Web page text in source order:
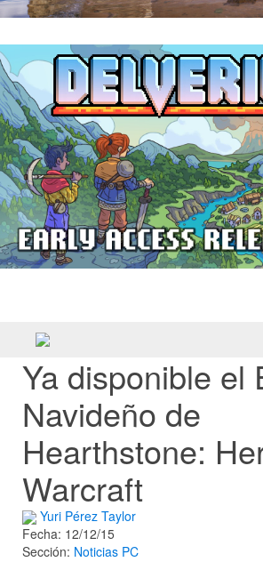
Ya disponible el
Navideño de
Hearthstone:
Warcraft
Yuri Pérez Taylor
Fecha: 12/12/15
Sección: Noticias PC